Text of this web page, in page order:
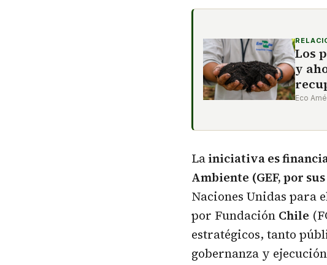
Los
y
Eco
Lainiciativa es
Ambiente (GEF, por
Naciones Unidas para
por Fundación Chile
estratégicos, tanto
gobernanza y